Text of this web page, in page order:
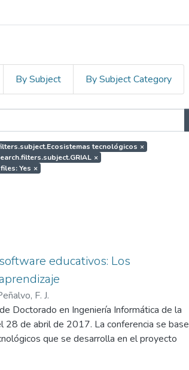
By Subject By Subject Category
tecnológicos ×
×
Yes ×
educativos: Los
F. J.
Doctorado en Ingeniería Informática de la
28 de abril de 2017. La conferencia se base
que se desarrolla en el proyecto